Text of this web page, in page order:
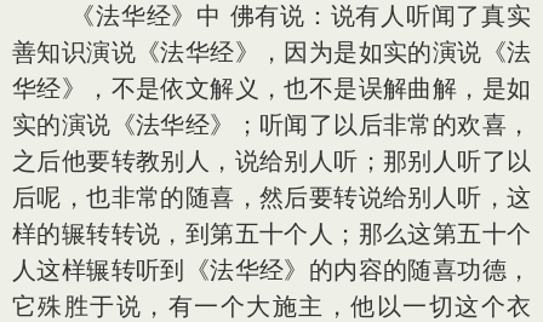
《法华经》中 佛有说：说有人听闻了真实
善知识演说《法华经》，因为是如实的演说《法
华经》，不是依文解义，也不是误解曲解，是如
实的演说《法华经》；听闻了以后非常的欢喜，
之后他要转教别人，说给别人听；那别人听了以
后呢，也非常的随喜，然后要转说给别人听，这
样的辗转转说，到第五十个人；那么这第五十个
人这样辗转听到《法华经》的内容的随喜功德，
它殊胜于说，有一个大施主，他以一切这个衣